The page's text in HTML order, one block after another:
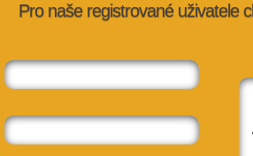
Pro naše registrované uživatele